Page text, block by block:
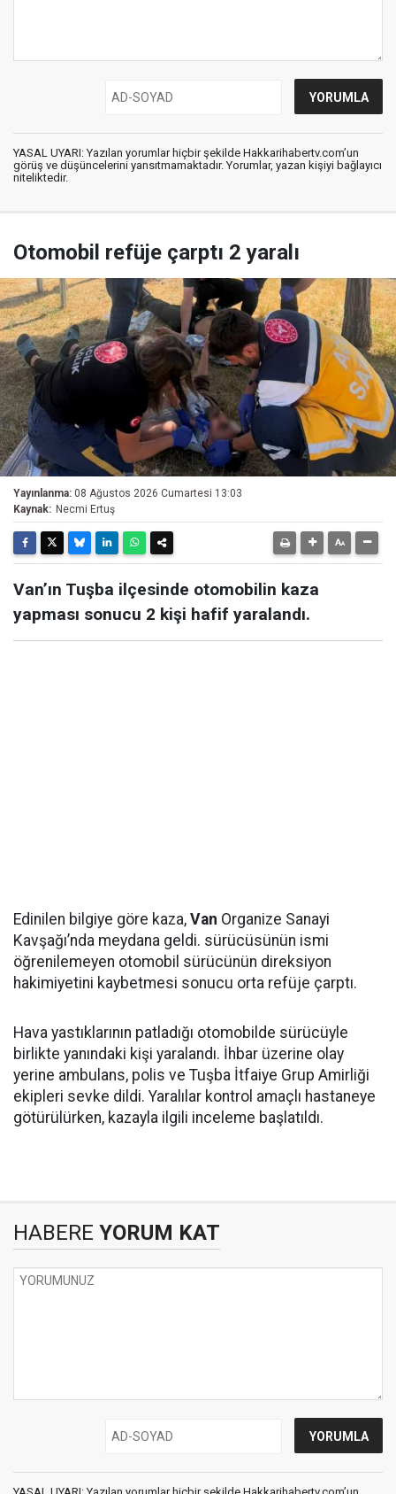
YASAL UYARI: Yazılan yorumlar hiçbir şekilde Hakkarihabertv.com’un
görüş ve düşüncelerini yansıtmamaktadır. Yorumlar, yazan kişiyi bağlayıcı
niteliktedir.
Otomobil refüje çarptı 2 yaralı
Yayınlanma: 08 Ağustos 2026 Cumartesi 13:03
Kaynak: Necmi Ertuş
Van’ın Tuşba ilçesinde otomobilin kaza
yapması sonucu 2 kişi hafif yaralandı.
Edinilen bilgiye göre kaza, Van Organize Sanayi
Kavşağı’nda meydana geldi. sürücüsünün ismi
öğrenilemeyen otomobil sürücünün direksiyon
hakimiyetini kaybetmesi sonucu orta refüje çarptı.
Hava yastıklarının patladığı otomobilde sürücüyle
birlikte yanındaki kişi yaralandı. İhbar üzerine olay
yerine ambulans, polis ve Tuşba İtfaiye Grup Amirliği
ekipleri sevke dildi. Yaralılar kontrol amaçlı hastaneye
götürülürken, kazayla ilgili inceleme başlatıldı.
HABERE YORUM KAT